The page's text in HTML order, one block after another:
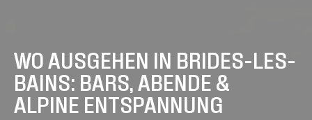
WO AUSGEHEN IN BRIDES-LES-
BAINS: BARS, ABENDE &
ALPINE ENTSPANNUNG